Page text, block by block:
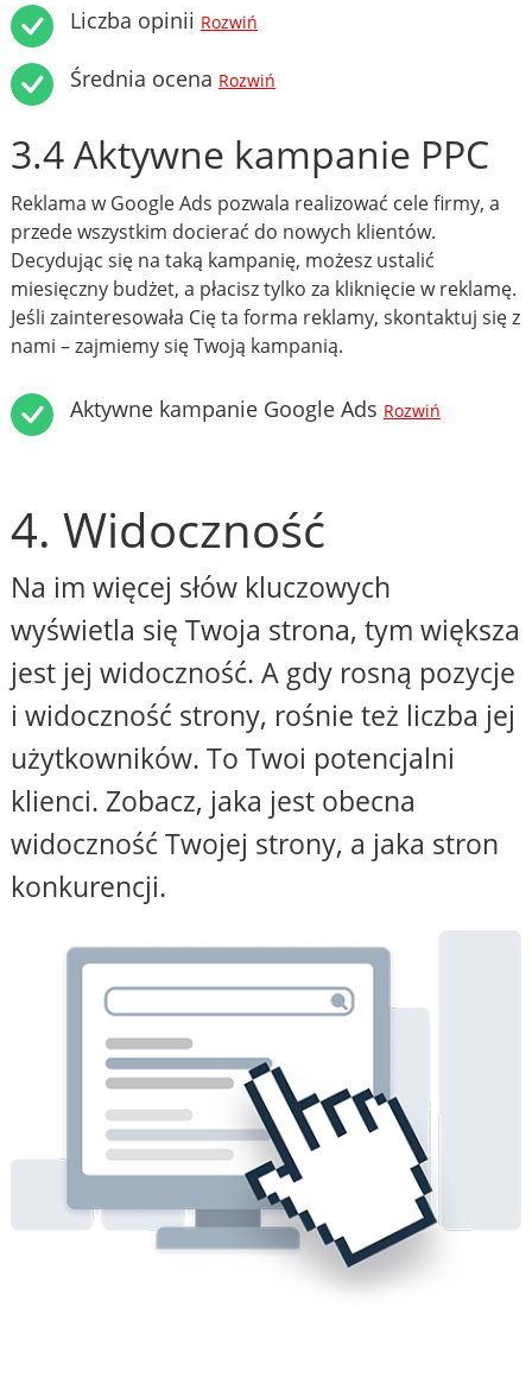
Liczba opinii Rozwiń
Średnia ocena Rozwiń
3.4 Aktywne kampanie PPC
Reklama w Google Ads pozwala realizować cele firmy, a
przede wszystkim docierać do nowych klientów.
Decydując się na taką kampanię, możesz ustalić
miesięczny budżet, a płacisz tylko za kliknięcie w reklamę.
Jeśli zainteresowała Cię ta forma reklamy, skontaktuj się z
nami – zajmiemy się Twoją kampanią.
Aktywne kampanie Google Ads Rozwiń
4. Widoczność
Na im więcej słów kluczowych
wyświetla się Twoja strona, tym większa
jest jej widoczność. A gdy rosną pozycje
i widoczność strony, rośnie też liczba jej
użytkowników. To Twoi potencjalni
klienci. Zobacz, jaka jest obecna
widoczność Twojej strony, a jaka stron
konkurencji.